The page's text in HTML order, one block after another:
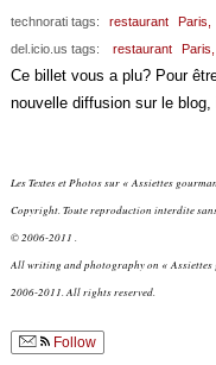
technorati tags: restaurant Paris,
del.icio.us tags:
restaurant Paris,
Ce billet vous a plu? Pour
nouvelle diffusion sur le blog,
Les Textes et Photos sur « Assiettes
Copyright. Toute reproduction interdite
© 2006-2011 .
All writing and photography on « Assiettes
2006-2011. All rights reserved.
Follow